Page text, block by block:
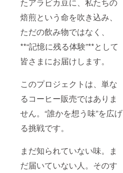
焙煎という命を吹き込み、
ただの飲み物ではなく、
**“記憶に残る体験”**として
皆さまにお届けします。
このプロジェクトは、単な
るコーヒー販売ではありま
せん。“誰かを想う味”を広げ
る挑戦です。
まだ知られていない味。ま
だ届いていない人。そのす